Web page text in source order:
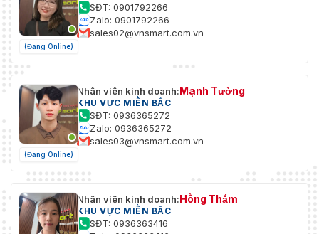
(Đang Online)
SĐT: 0901792266
Zalo: 0901792266
sales02@vnsmart.com.vn
(Đang Online)
Nhân viên kinh doanh:Mạnh Tường
KHU VỰC MIỀN BẮC
SĐT: 0936365272
Zalo: 0936365272
sales03@vnsmart.com.vn
Nhân viên kinh doanh:Hồng Thắm
KHU VỰC MIỀN BẮC
SĐT: 0936363416